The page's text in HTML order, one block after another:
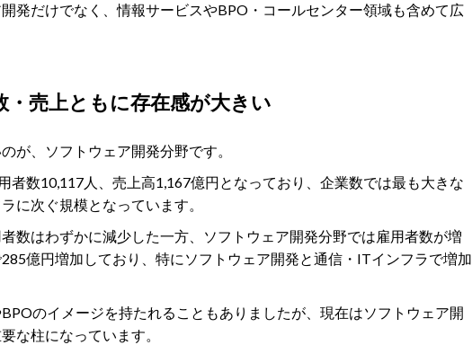
発だけでなく、情報サービスやBPO・コールセンター領域も含めて広
売上ともに存在感が大きい
が、ソフトウェア開発分野です。
者数10,117人、売上高1,167億円となっており、企業数では最も大きな
に次ぐ規模となっています。
数はわずかに減少した一方、ソフトウェア開発分野では雇用者数が増
億円増加しており、特にソフトウェア開発と通信・ITインフラで増加
のイメージを持たれることもありましたが、現在はソフトウェア開
な柱になっています。